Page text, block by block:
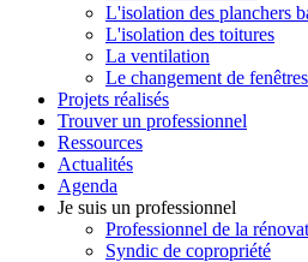
L'isolation des planchers
L'isolation des toitures
La ventilation
Le changement de fenêtres
Projets réalisés
Trouver un professionnel
Ressources
Actualités
Agenda
Je suis un professionnel
Professionnel de la
Syndic de copropriété